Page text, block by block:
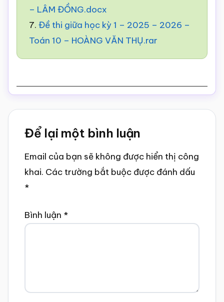
– LÂM ĐỒNG.docx
7. Đề thi giữa học kỳ 1 – 2025 – 2026 –
Toán 10 – HOÀNG VĂN THỤ.rar
Reader
Interactions
Để lại một bình luận
Email của bạn sẽ không được hiển thị công
khai. Các trường bắt buộc được đánh dấu
*
Bình luận *